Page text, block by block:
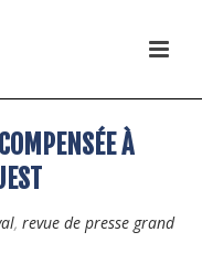
À
, revue de presse grand